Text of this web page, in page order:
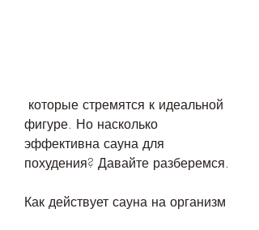
фигуре. Но насколько
эффективна сауна для
похудения? Давайте разберемся.
Как действует сауна на организм